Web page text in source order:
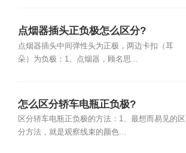
点烟器插头正负极怎么区分?
点烟器插头中间弹性头为正极，两边卡扣（耳
朵）为负极：1、点烟器，顾名思...
怎么区分轿车电瓶正负极?
区分轿车电瓶正负极的方法：1、最想而易见的区
分方法，就是观察线束的颜色...